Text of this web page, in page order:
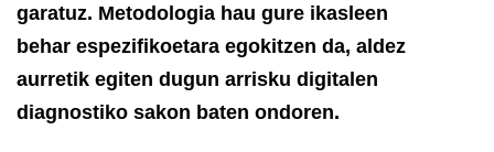
garatuz. Metodologia hau gure ikasleen
behar espezifikoetara egokitzen da, aldez
aurretik egiten dugun arrisku digitalen
diagnostiko sakon baten ondoren.